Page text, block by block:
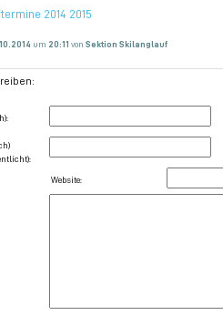
2014 2015
um 20:11 von Sektion Skilanglauf
Website: